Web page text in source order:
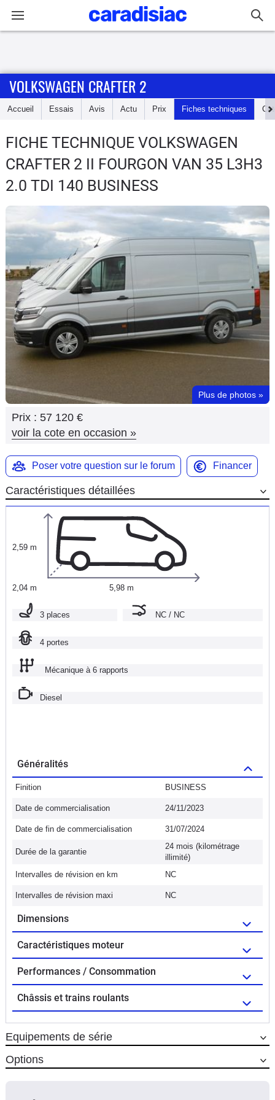
Accueil
Essais
Guide
d'achat
Electriques
Utilitaires
Flottes
Auto
Services
Forum
Moto
Marques
VOLKSWAGEN CRAFTER 2
Accueil Essais Avis Actu Prix Fiches techniques
FICHE TECHNIQUE VOLKSWAGEN
CRAFTER 2 II FOURGON VAN 35 L3H3
2.0 TDI 140 BUSINESS
Plus de photos »
Prix : 57 120 €
voir la cote en occasion »
Poser votre question sur le forum Financer
Caractéristiques détaillées
2,59 m
2,04 m 5,98 m
3 places NC / NC
4 portes
Mécanique à 6 rapports
Diesel
Généralités
Finition BUSINESS
Date de commercialisation 24/11/2023
Date de fin de commercialisation 31/07/2024
Durée de la garantie
24 mois (kilométrage
illimité)
Intervalles de révision en km
NC
Intervalles de révision maxi NC
Dimensions
Caractéristiques moteur
Performances / Consommation
Châssis et trains roulants
Equipements de série
Options